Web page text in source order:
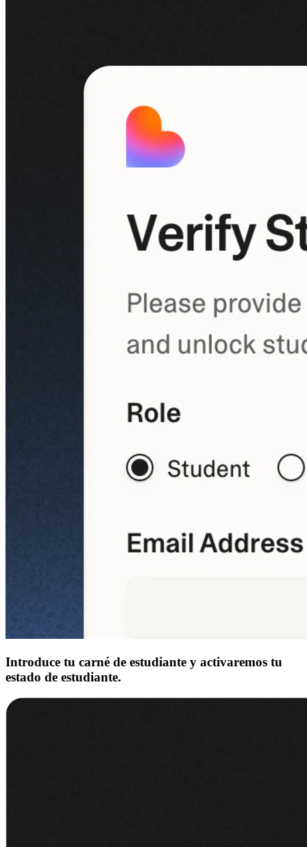
Introduce tu carné de estudiante y activaremos tu
estado de estudiante.